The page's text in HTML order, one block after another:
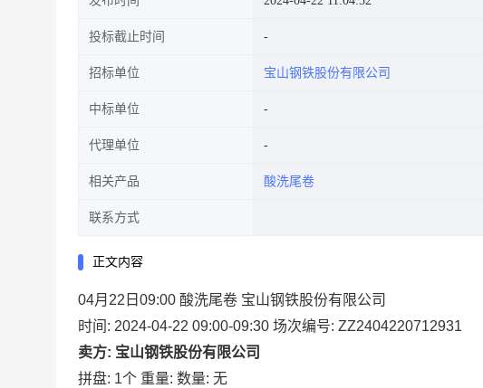
投标截止时间
招标单位 宝山钢铁股份有限公司
中标单位
代理单位
相关产品 酸洗尾卷
联系方式
正文内容
04月22日09:00 酸洗尾卷 宝山钢铁股份有限公司
时间: 2024-04-22 09:00-09:30 场次编号: ZZ2404220712931
卖方: 宝山钢铁股份有限公司
拼盘: 1个 重量: 数量: 无